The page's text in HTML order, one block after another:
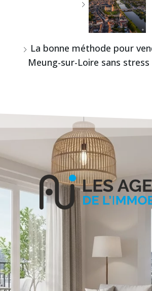
La bonne méthode pour
Meung-sur-Loire sans stress